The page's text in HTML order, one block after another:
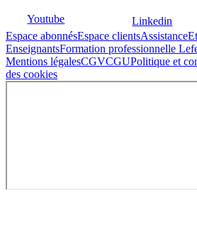
Youtube
Linkedin
Espace abonnésEspace clientsAssistance
EnseignantsFormation professionnelle
Mentions légalesCGVCGUPolitique et
des cookies